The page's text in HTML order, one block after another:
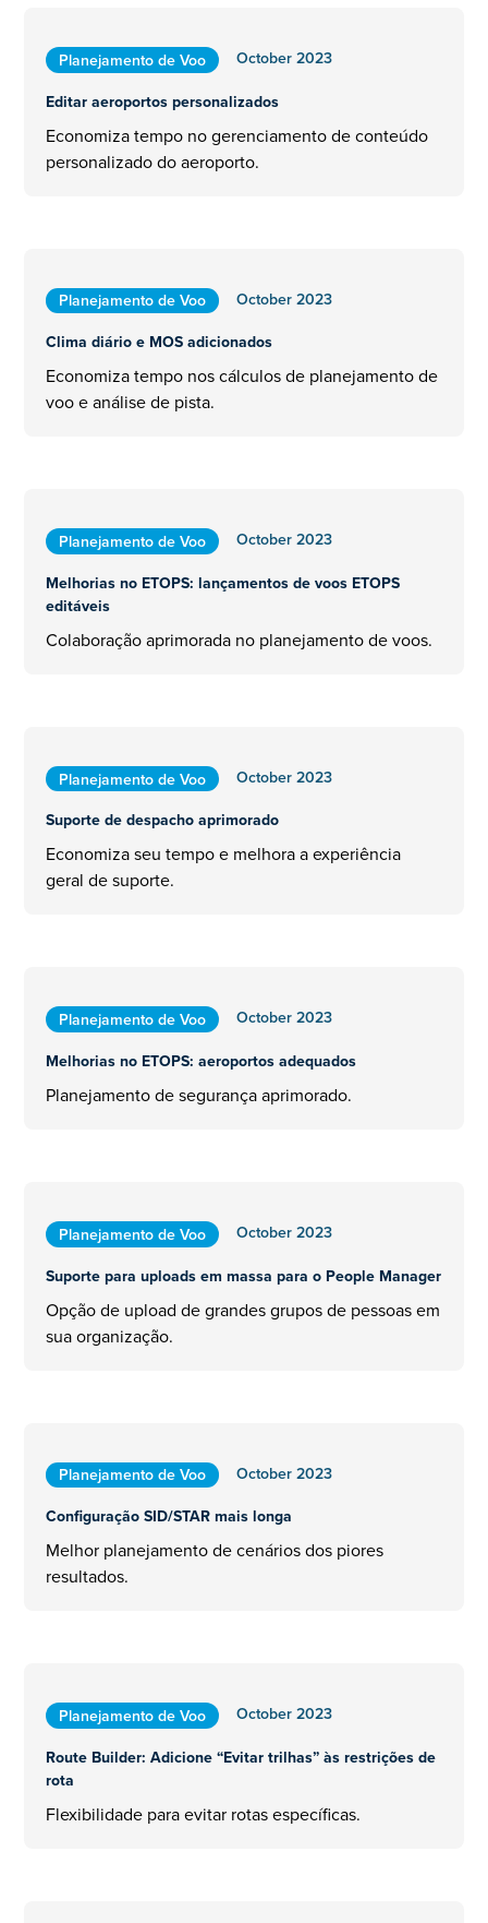
Planejamento de Voo
October 2023
Editar aeroportos personalizados
Economiza tempo no gerenciamento de conteúdo
personalizado do aeroporto.
Planejamento de Voo
October 2023
Clima diário e MOS adicionados
Economiza tempo nos cálculos de planejamento de
voo e análise de pista.
Planejamento de Voo
October 2023
Melhorias no ETOPS: lançamentos de voos ETOPS
editáveis
Colaboração aprimorada no planejamento de voos.
Planejamento de Voo
October 2023
Suporte de despacho aprimorado
Economiza seu tempo e melhora a experiência
geral de suporte.
Planejamento de Voo
October 2023
Melhorias no ETOPS: aeroportos adequados
Planejamento de segurança aprimorado.
Planejamento de Voo
October 2023
Suporte para uploads em massa para o People Manager
Opção de upload de grandes grupos de pessoas em
sua organização.
Planejamento de Voo
October 2023
Configuração SID/STAR mais longa
Melhor planejamento de cenários dos piores
resultados.
Planejamento de Voo
October 2023
Route Builder: Adicione “Evitar trilhas” às restrições de
rota
Flexibilidade para evitar rotas específicas.